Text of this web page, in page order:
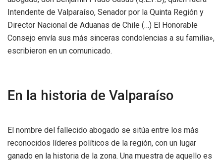
Intendente de Valparaíso, Senador por la Quinta Región y
Director Nacional de Aduanas de Chile (…) El Honorable
Consejo envía sus más sinceras condolencias a su familia»,
escribieron en un comunicado.
En la historia de Valparaíso
El nombre del fallecido abogado se sitúa entre los más
reconocidos líderes políticos de la región, con un lugar
ganado en la historia de la zona. Una muestra de aquello es